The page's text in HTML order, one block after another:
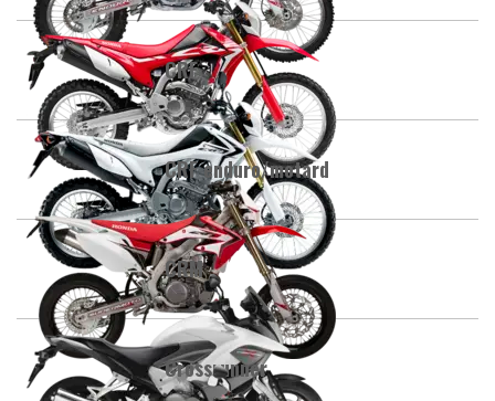
CRF
CRF enduro/motard
CRM
Crossrunner